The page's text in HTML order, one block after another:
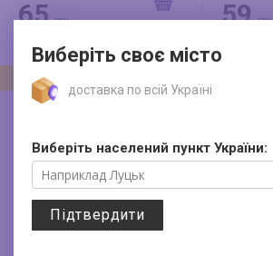
Виберіть своє місто
доставка по всій Україні
Виберіть населений пункт України:
Підтвердити
65 грн 59 грн
Новий